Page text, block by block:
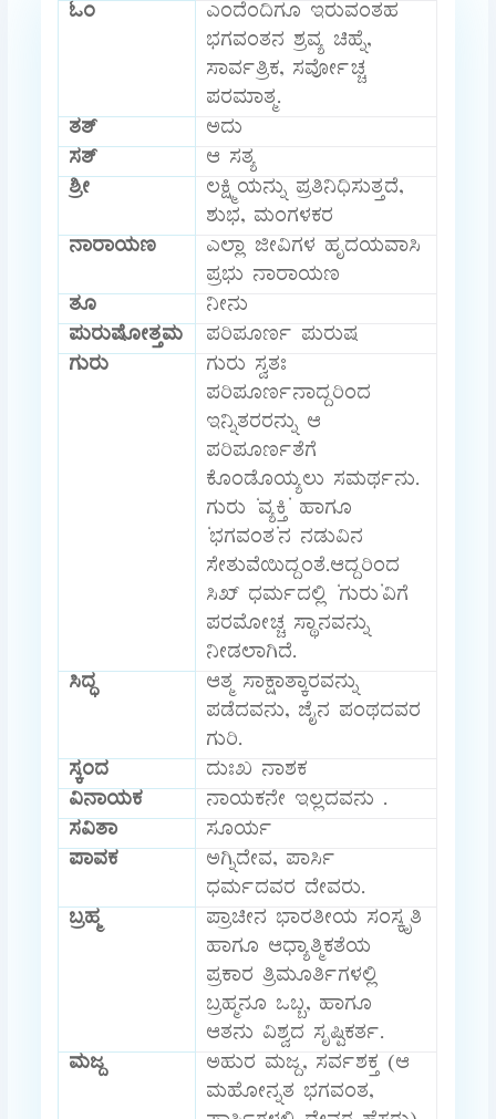
ಓಂ
ಎಂದೆಂದಿಗೂ ಇರುವಂತಹ
ಭಗವಂತನ ಶ್ರವ್ಯ ಚಿಹ್ನೆ,
ಸಾರ್ವತ್ರಿಕ, ಸರ್ವೋಚ್ಚ
ಪರಮಾತ್ಮ.
ತತ್
ಅದು
ಸತ್
ಆ ಸತ್ಯ
ಶ್ರೀ
ಲಕ್ಷ್ಮಿಯನ್ನು ಪ್ರತಿನಿಧಿಸುತ್ತದೆ,
ಶುಭ, ಮಂಗಳಕರ
ನಾರಾಯಣ
ಎಲ್ಲಾ ಜೀವಿಗಳ ಹೃದಯವಾಸಿ
ಪ್ರಭು ನಾರಾಯಣ
ತೂ
ನೀನು
ಪುರುಷೋತ್ತಮ
ಪರಿಪೂರ್ಣ ಪುರುಷ
ಗುರು
ಗುರು ಸ್ವತಃ
ಪರಿಪೂರ್ಣನಾದ್ದರಿಂದ
ಇನ್ನಿತರರನ್ನು ಆ
ಪರಿಪೂರ್ಣತೆಗೆ
ಕೊಂಡೊಯ್ಯಲು ಸಮರ್ಥನು.
ಗುರು ‘ವ್ಯಕ್ತಿ’ ಹಾಗೂ
‘ಭಗವಂತ’ನ ನಡುವಿನ
ಸೇತುವೆಯಿದ್ದಂತೆ.ಆದ್ದರಿಂದ
ಸಿಖ್ ಧರ್ಮದಲ್ಲಿ ‘ಗುರು’ವಿಗೆ
ಪರಮೋಚ್ಚ ಸ್ಥಾನವನ್ನು
ನೀಡಲಾಗಿದೆ.
ಸಿದ್ಧ
ಆತ್ಮ ಸಾಕ್ಷಾತ್ಕಾರವನ್ನು
ಪಡೆದವನು, ಜೈನ ಪಂಥದವರ
ಗುರಿ.
ಸ್ಕಂದ
ದುಃಖ ನಾಶಕ
ವಿನಾಯಕ
ನಾಯಕನೇ ಇಲ್ಲದವನು .
ಸವಿತಾ
ಸೂರ್ಯ
ಪಾವಕ
ಅಗ್ನಿದೇವ, ಪಾರ್ಸಿ
ಧರ್ಮದವರ ದೇವರು.
ಬ್ರಹ್ಮ
ಪ್ರಾಚೀನ ಭಾರತೀಯ ಸಂಸ್ಕೃತಿ
ಹಾಗೂ ಆಧ್ಯಾತ್ಮಿಕತೆಯ
ಪ್ರಕಾರ ತ್ರಿಮೂರ್ತಿಗಳಲ್ಲಿ
ಬ್ರಹ್ಮನೂ ಒಬ್ಬ, ಹಾಗೂ
ಆತನು ವಿಶ್ವದ ಸೃಷ್ಟಿಕರ್ತ.
ಮಜ್ದ
ಅಹುರ ಮಜ್ದ, ಸರ್ವಶಕ್ತ (ಆ
ಮಹೋನ್ನತ ಭಗವಂತ,